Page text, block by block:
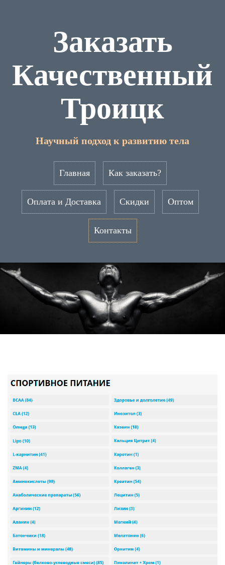
Заказать
Качественный
Троицк
Научный подход к развитию тела
Главная Как заказать?
Оплата и Доставка Скидки Оптом
Контакты